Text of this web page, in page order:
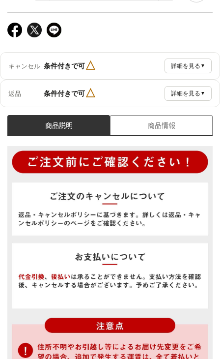
キャンセル 条件付きで可△ 詳細を見る ▼
返品 条件付きで可△ 詳細を見る ▼
商品説明 商品情報